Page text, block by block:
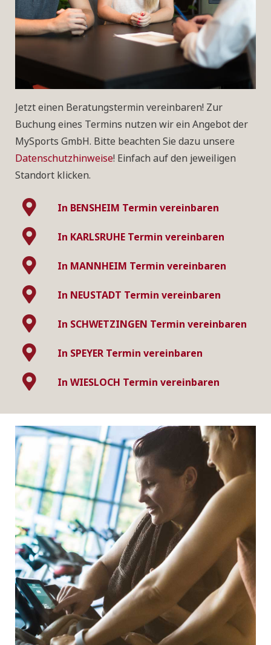
Jetzt einen Beratungstermin vereinbaren! Zur
Buchung eines Termins nutzen wir ein Angebot der
MySports GmbH. Bitte beachten Sie dazu unsere
Datenschutzhinweise! Einfach auf den jeweiligen
Standort klicken.
In BENSHEIM Termin vereinbaren
In KARLSRUHE Termin vereinbaren
In MANNHEIM Termin vereinbaren
In NEUSTADT Termin vereinbaren
In SCHWETZINGEN Termin vereinbaren
In SPEYER Termin vereinbaren
In WIESLOCH Termin vereinbaren